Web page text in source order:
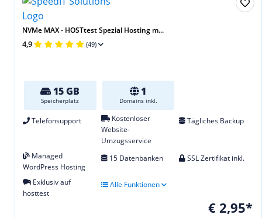
NVMe MAX - HOSTtest Spezial Hosting m...
4,9 (49)
15 GB
Speicherplatz
1
Domains inkl.
Telefonsupport
Kostenloser
Website-
Umzugsservice
Tägliches Backup
Managed
WordPress Hosting
15 Datenbanken SSL Zertifikat inkl.
Exklusiv auf
hosttest
Alle Funktionen
€ 2,95*